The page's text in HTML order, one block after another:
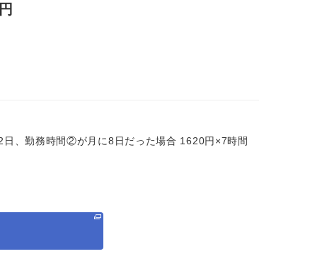
、勤務時間②が月に8日だった場合 1620円×7時間